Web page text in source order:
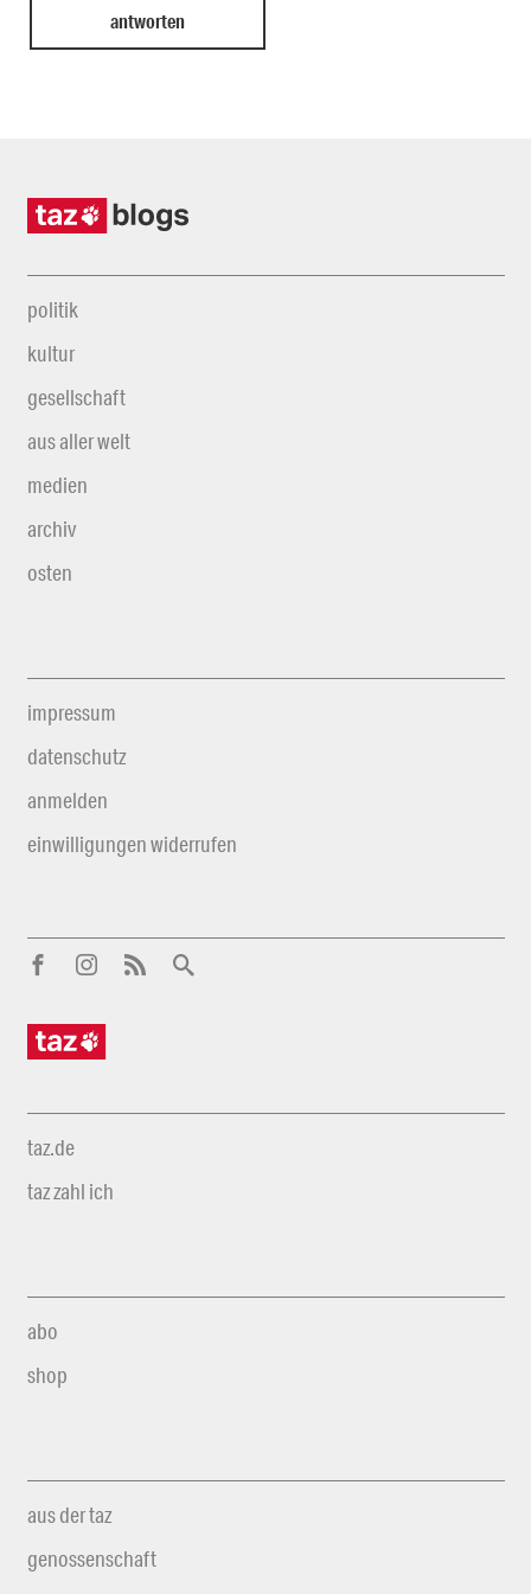
politik
kultur
gesellschaft
aus aller welt
medien
archiv
osten
impressum
datenschutz
anmelden
einwilligungen widerrufen
taz.de
taz zahl ich
abo
shop
aus der taz
genossenschaft